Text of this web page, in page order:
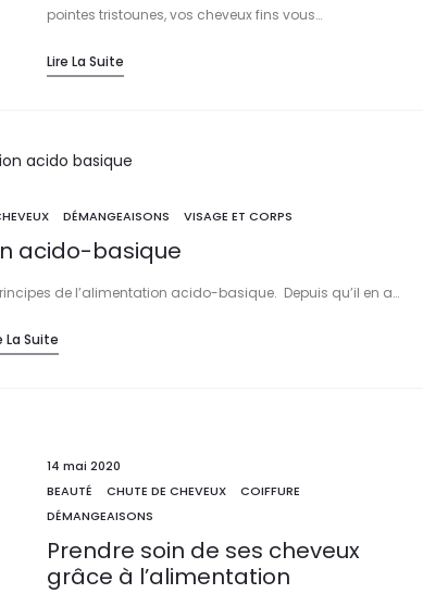
pointes tristounes, vos cheveux fins vous…
Lire La Suite
DÉMANGEAISONS VISAGE ET CORPS
acido-basique
de l’alimentation acido-basique. Depuis qu’il en a…
La Suite
14 mai 2020
BEAUTÉ
CHUTE DE CHEVEUX
COIFFURE
DÉMANGEAISONS
Prendre soin de ses cheveux
grâce à l’alimentation